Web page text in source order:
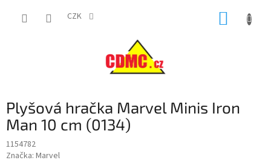
CZK
Plyšová hračka Marvel Minis Iron
Man 10 cm (0134)
1154782
Značka: Marvel